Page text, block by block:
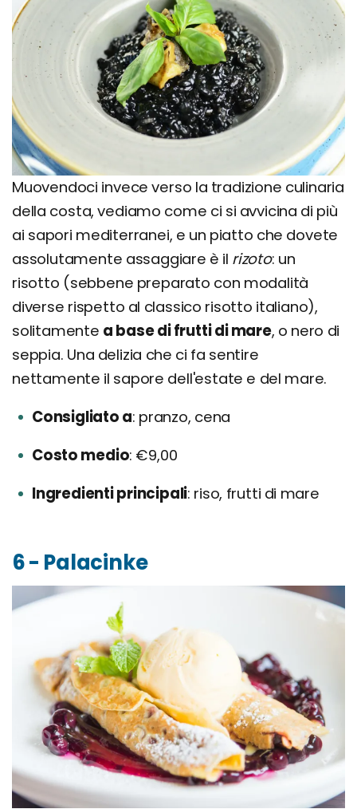
Muovendoci invece verso la tradizione culinaria
della costa, vediamo come ci si avvicina di più
ai sapori mediterranei, e un piatto che dovete
assolutamente assaggiare è il rizoto: un
risotto (sebbene preparato con modalità
diverse rispetto al classico risotto italiano),
solitamente a base di frutti di mare, o nero di
seppia. Una delizia che ci fa sentire
nettamente il sapore dell'estate e del mare.
Consigliato a pranzo, cena
Costo medio €9,00
Ingredienti principali riso, frutti di mare
6 - Palacinke